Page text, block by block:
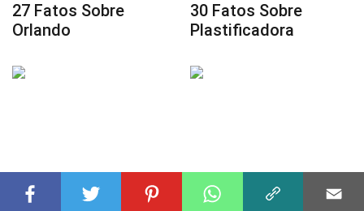
27 Fatos Sobre
Orlando
30 Fatos Sobre
Plastificadora